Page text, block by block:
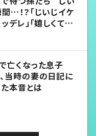
…！？「じいじイケ
デレ」「嬉しくて可
亡くなった息子
当時の妻の日記に
本音とは